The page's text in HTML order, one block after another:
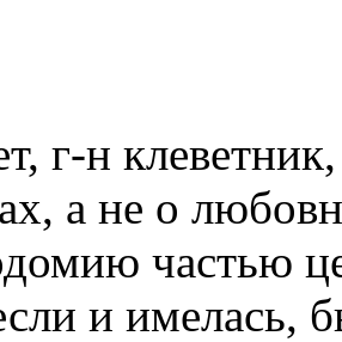
г-н
а не о
частью
и имелась,